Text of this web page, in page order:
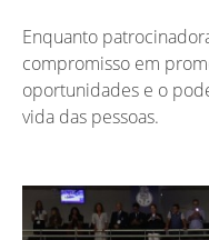
Enquanto
compromisso em
oportunidades e o
vida das pessoas.